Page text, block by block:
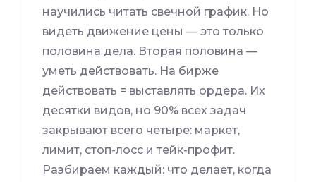
научились читать свечной график. Но
видеть движение цены — это только
половина дела. Вторая половина —
уметь действовать. На бирже
действовать = выставлять ордера. Их
десятки видов, но 90% всех задач
закрывают всего четыре: маркет,
лимит, стоп-лосс и тейк-профит.
Разбираем каждый: что делает, когда